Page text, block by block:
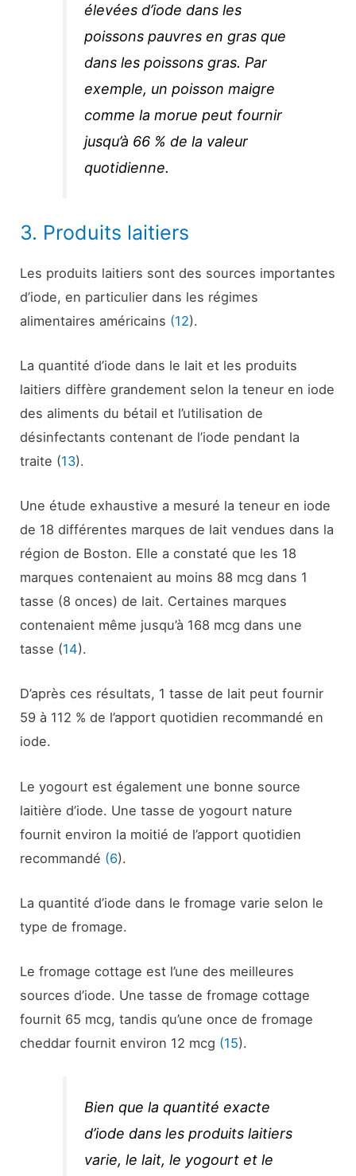
élevées d’iode dans les
poissons pauvres en gras que
dans les poissons gras. Par
exemple, un poisson maigre
comme la morue peut fournir
jusqu’à 66 % de la valeur
quotidienne.
3. Produits laitiers
Les produits laitiers sont des sources importantes
d’iode, en particulier dans les régimes
alimentaires américains (12).
La quantité d’iode dans le lait et les produits
laitiers diffère grandement selon la teneur en iode
des aliments du bétail et l’utilisation de
désinfectants contenant de l’iode pendant la
traite (13).
Une étude exhaustive a mesuré la teneur en iode
de 18 différentes marques de lait vendues dans la
région de Boston. Elle a constaté que les 18
marques contenaient au moins 88 mcg dans 1
tasse (8 onces) de lait. Certaines marques
contenaient même jusqu’à 168 mcg dans une
tasse (14).
D’après ces résultats, 1 tasse de lait peut fournir
59 à 112 % de l’apport quotidien recommandé en
iode.
Le yogourt est également une bonne source
laitière d’iode. Une tasse de yogourt nature
fournit environ la moitié de l’apport quotidien
recommandé (6).
La quantité d’iode dans le fromage varie selon le
type de fromage.
Le fromage cottage est l’une des meilleures
sources d’iode. Une tasse de fromage cottage
fournit 65 mcg, tandis qu’une once de fromage
cheddar fournit environ 12 mcg (15).
Bien que la quantité exacte
d’iode dans les produits laitiers
varie, le lait, le yogourt et le